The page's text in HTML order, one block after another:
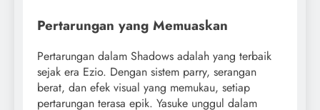
Pertarungan yang Memuaskan
Pertarungan dalam Shadows adalah yang terbaik
sejak era Ezio. Dengan sistem parry, serangan
berat, dan efek visual yang memukau, setiap
pertarungan terasa epik. Yasuke unggul dalam